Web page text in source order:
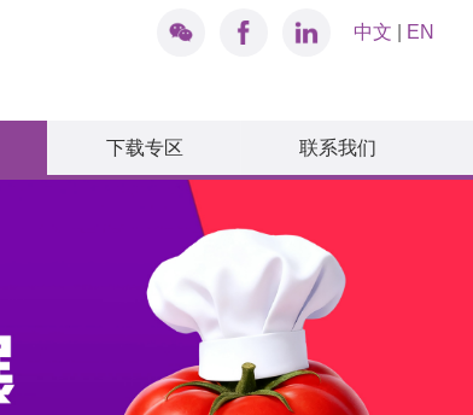
中文 EN
下载专区 联系我们